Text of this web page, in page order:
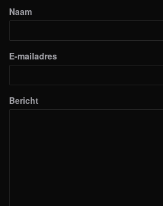
Naam
E-mailadres
Bericht